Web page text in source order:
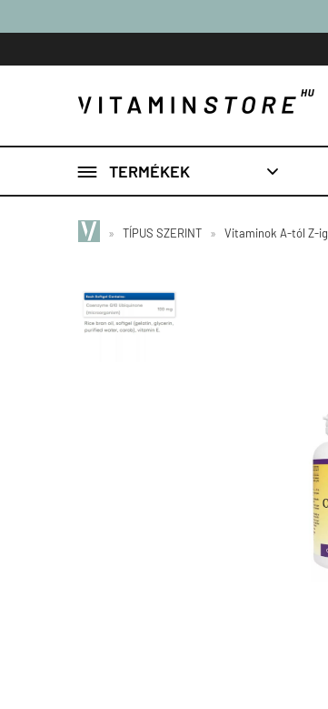
 TERMÉKEK 
» TÍPUS SZERINT » Vitaminok A-tól Z-ig